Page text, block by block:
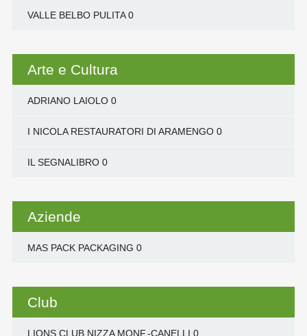
VALLE BELBO PULITA0
Arte e Cultura
ADRIANO LAIOLO0
I NICOLA RESTAURATORI DI ARAMENGO0
IL SEGNALIBRO0
Aziende
MAS PACK PACKAGING 0
Club
LIONS CLUB NIZZA MONF.-CANELLI 0